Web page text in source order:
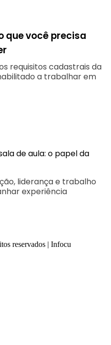
que você precisa
requisitos cadastrais da
a trabalhar em
de aula: o papel da
liderança e trabalho
experiência
reservados | Infocu